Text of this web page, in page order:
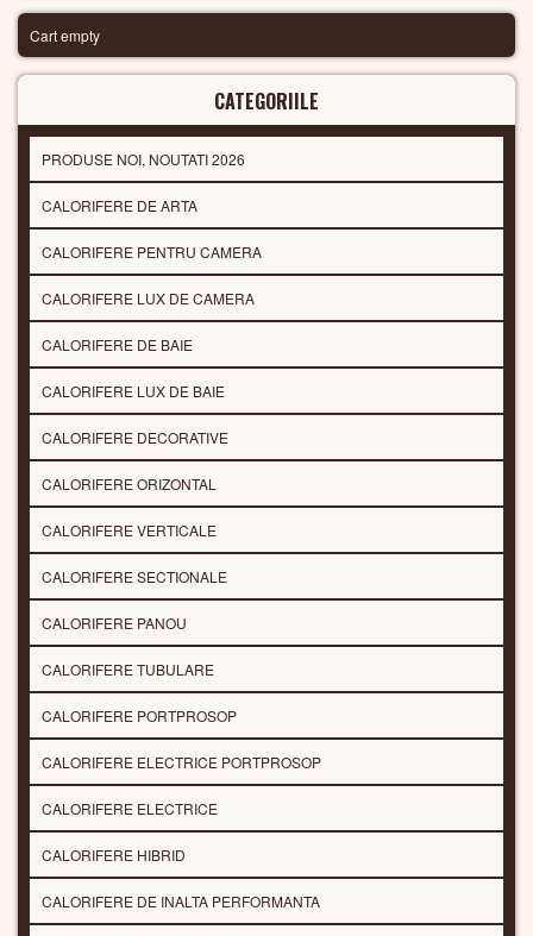
Cart empty
CATEGORIILE
PRODUSE NOI, NOUTATI 2026
CALORIFERE DE ARTA
CALORIFERE PENTRU CAMERA
CALORIFERE LUX DE CAMERA
CALORIFERE DE BAIE
CALORIFERE LUX DE BAIE
CALORIFERE DECORATIVE
CALORIFERE ORIZONTAL
CALORIFERE VERTICALE
CALORIFERE SECTIONALE
CALORIFERE PANOU
CALORIFERE TUBULARE
CALORIFERE PORTPROSOP
CALORIFERE ELECTRICE PORTPROSOP
CALORIFERE ELECTRICE
CALORIFERE HIBRID
CALORIFERE DE INALTA PERFORMANTA